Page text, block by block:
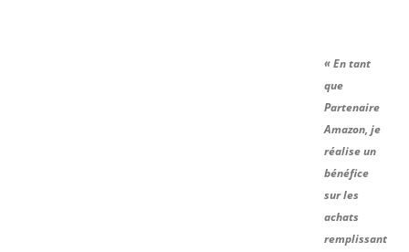
« En tant
que
Partenaire
Amazon, je
réalise un
bénéfice
sur les
achats
remplissant